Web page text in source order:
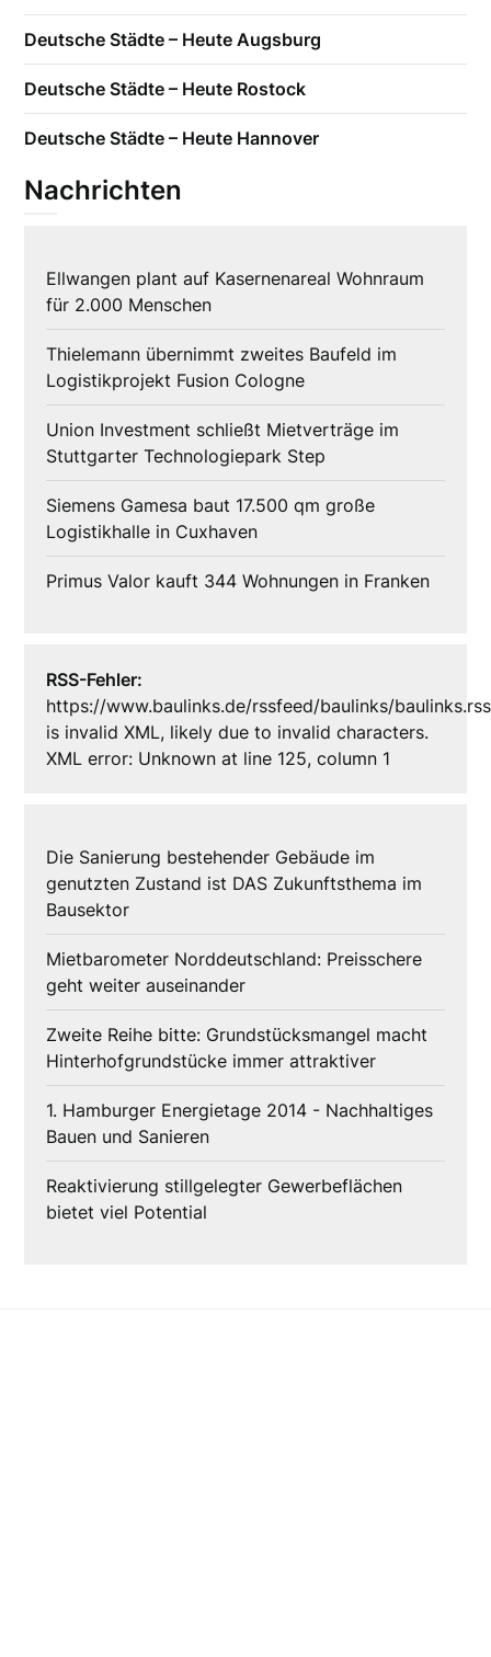
Deutsche Städte – Heute Augsburg
Deutsche Städte – Heute Rostock
Deutsche Städte – Heute Hannover
Nachrichten
Ellwangen plant auf Kasernenareal Wohnraum
für 2.000 Menschen
Thielemann übernimmt zweites Baufeld im
Logistikprojekt Fusion Cologne
Union Investment schließt Mietverträge im
Stuttgarter Technologiepark Step
Siemens Gamesa baut 17.500 qm große
Logistikhalle in Cuxhaven
Primus Valor kauft 344 Wohnungen in Franken
RSS-Fehler:
https://www.baulinks.de/rssfeed/baulinks/baulinks.rss
is invalid XML, likely due to invalid characters.
XML error: Unknown at line 125, column 1
Die Sanierung bestehender Gebäude im
genutzten Zustand ist DAS Zukunftsthema im
Bausektor
Mietbarometer Norddeutschland: Preisschere
geht weiter auseinander
Zweite Reihe bitte: Grundstücksmangel macht
Hinterhofgrundstücke immer attraktiver
1. Hamburger Energietage 2014 - Nachhaltiges
Bauen und Sanieren
Reaktivierung stillgelegter Gewerbeflächen
bietet viel Potential